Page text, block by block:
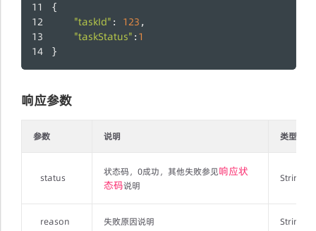
{
"taskId" : 123 ,
"taskStatus" : 1
}
响应参数
参数 说明 类型
status
状态码，0成功，其他失败参见响应状
态码说明
String
reason 失败原因说明 String